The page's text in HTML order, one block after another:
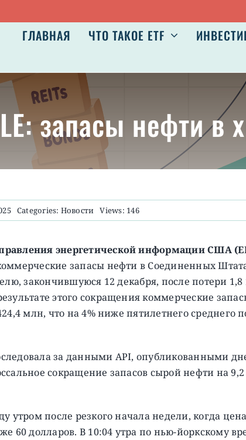
ГЛАВНАЯ ЧТО ТАКОЕ ETF
запасы нефти
Categories: Новости Views: 146
энергетической информации США
запасы нефти в Соединенных
закончившуюся 12 декабря, после потери
этого сокращения коммерческие
млн, что на 4% ниже пятилетнего среднего
за данными API, опубликованными
сокращение запасов сырой нефти на
утром после резкого начала недели, когда
60 долларов. В 10:04 утра по нью-йоркскому